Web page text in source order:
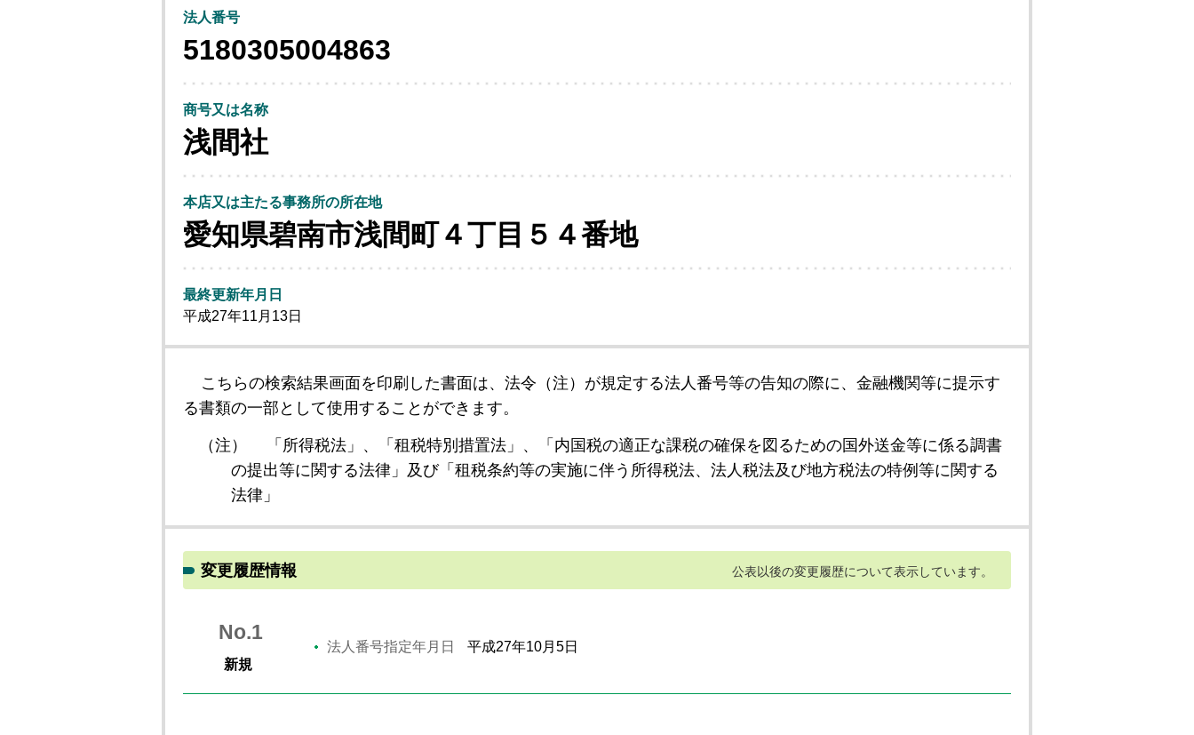
法人番号
5180305004863
商号又は名称
浅間社
本店又は主たる事務所の所在地
愛知県碧南市浅間町４丁目５４番地
最終更新年月日
平成27年11月13日
こちらの検索結果画面を印刷した書面は、法令（注）が規定する法人番号等の告知の際に、金融機関等に提示す
る書類の一部として使用することができます。
（注）
「所得税法」、「租税特別措置法」、「内国税の適正な課税の確保を図るための国外送金等に係る調書
の提出等に関する法律」及び「租税条約等の実施に伴う所得税法、法人税法及び地方税法の特例等に関する
法律」
変更履歴情報 公表以後の変更履歴について表示しています。
No.1
新規
法人番号指定年月日 平成27年10月5日